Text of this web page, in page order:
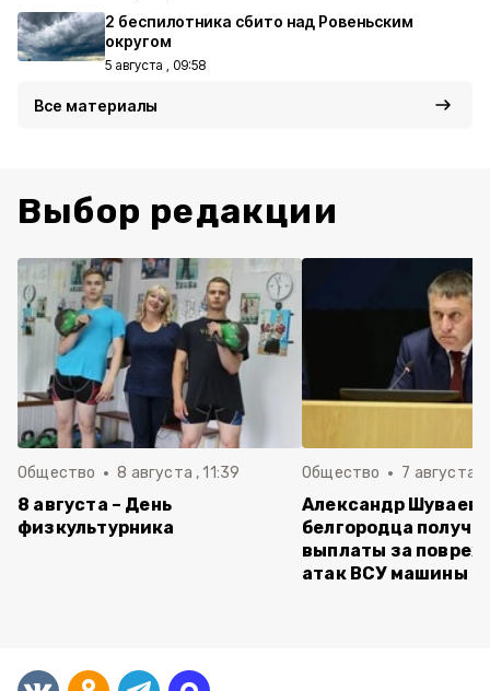
2 беспилотника сбито над Ровеньским
округом
5 августа , 09:58
Все материалы
Выбор редакции
Общество 8 августа , 11:39
8 августа – День
физкультурника
Общество 7 августа ,
Александр Шуваев:
белгородца
выплаты за
атак ВСУ машины